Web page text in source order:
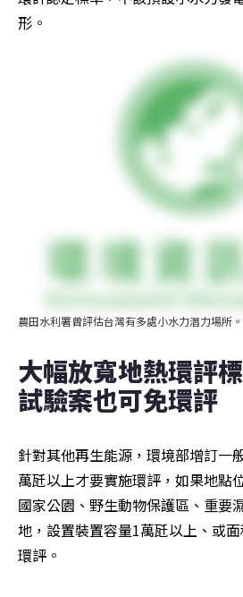
形。
農田水利署曾評估台灣有多處小水力潛力場所
大幅放寬地熱環評
試驗案也可免環評
針對其他再生能源，環境部增訂一
萬瓩以上才要實施環評，如果地點
國家公園、野生動物保護區、重要
地，設置裝置容量1萬瓩以上、或
環評。